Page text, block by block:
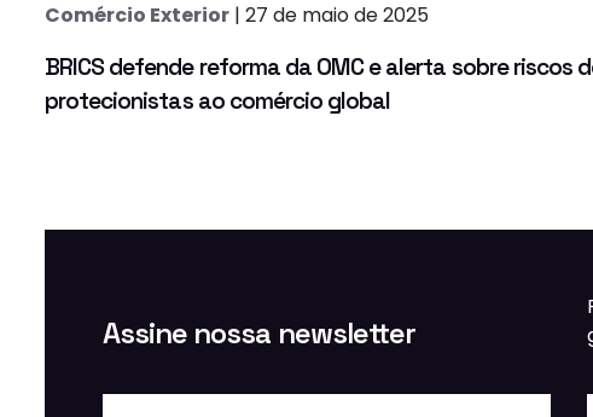
Comércio Exterior | 27 de maio de 2025
BRICS defende reforma da OMC e alerta sobre riscos
protecionistas ao comércio global
Assine nossa newsletter